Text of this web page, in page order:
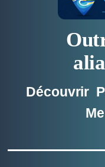
Découvrir